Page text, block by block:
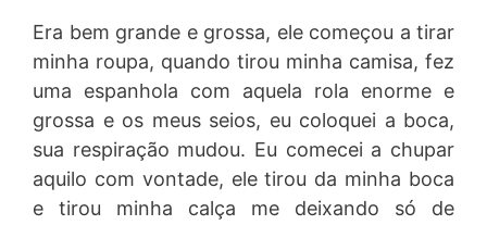
Era bem grande e grossa, ele começou a tirar
minha roupa, quando tirou minha camisa, fez
uma espanhola com aquela rola enorme e
grossa e os meus seios, eu coloquei a boca,
sua respiração mudou. Eu comecei a chupar
aquilo com vontade, ele tirou da minha boca
e tirou minha calça me deixando só de